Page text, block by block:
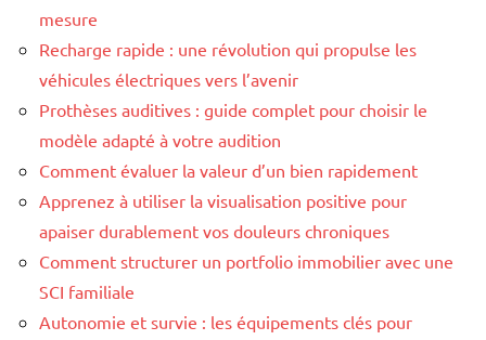
mesure
Recharge rapide : une révolution qui propulse les
véhicules électriques vers l’avenir
Prothèses auditives : guide complet pour choisir le
modèle adapté à votre audition
Comment évaluer la valeur d’un bien rapidement
Apprenez à utiliser la visualisation positive pour
apaiser durablement vos douleurs chroniques
Comment structurer un portfolio immobilier avec une
SCI familiale
Autonomie et survie : les équipements clés pour